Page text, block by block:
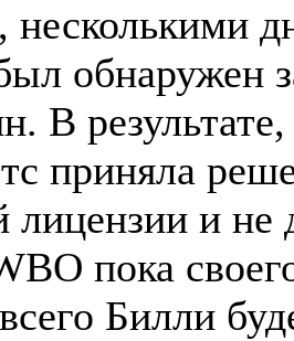
обнаружен
В
приняла
лицензии и
пока
Билли